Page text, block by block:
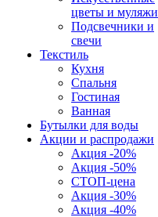
цветы и муляжи
Подсвечники и
свечи
Текстиль
Кухня
Спальня
Гостиная
Ванная
Бутылки для воды
Акции и распродажи
Акция -20%
Акция -50%
СТОП-цена
Акция -30%
Акция -40%